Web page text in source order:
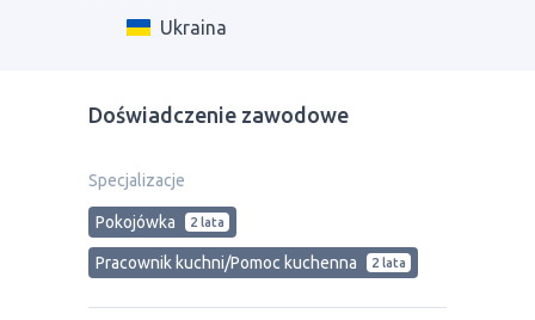
Ukraina
Doświadczenie zawodowe
Specjalizacje
Pokojówka 2 lata
Pracownik kuchni/Pomoc kuchenna 2 lata